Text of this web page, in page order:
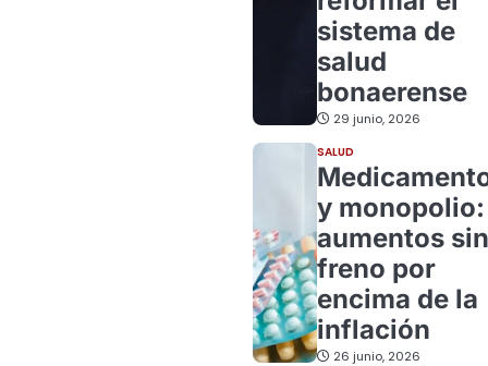
sistema de
salud
bonaerense
29 junio, 2026
SALUD
y monopolio:
aumentos sin
freno por
encima de la
inflación
26 junio, 2026